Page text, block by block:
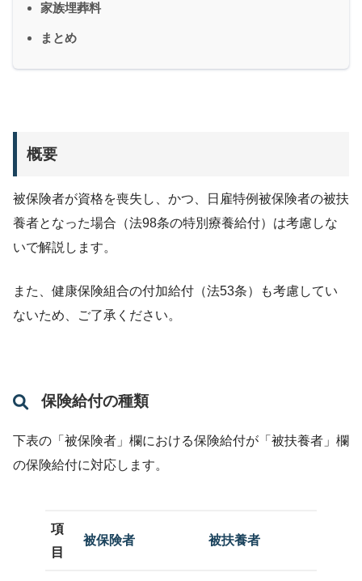
家族埋葬料
まとめ
概要
被保険者が資格を喪失し、かつ、日雇特例被保険者の被扶
養者となった場合（法98条の特別療養給付）は考慮しな
いで解説します。
また、健康保険組合の付加給付（法53条）も考慮してい
ないため、ご了承ください。
保険給付の種類
下表の「被保険者」欄における保険給付が「被扶養者」欄
の保険給付に対応します。
項
目
被保険者 被扶養者